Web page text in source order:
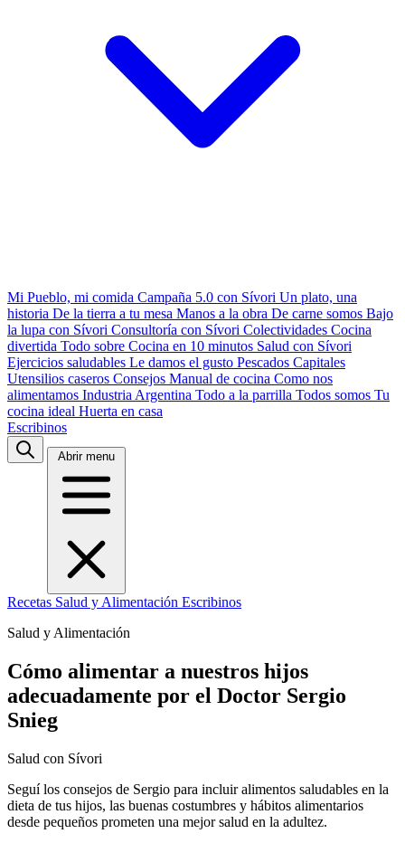
Mi Pueblo, mi comida Campaña 5.0 con Sívori Un plato, una
historia De la tierra a tu mesa Manos a la obra De carne somos Bajo
la lupa con Sívori Consultoría con Sívori Colectividades Cocina
divertida Todo sobre Cocina en 10 minutos Salud con Sívori
Ejercicios saludables Le damos el gusto Pescados Capitales
Utensilios caseros Consejos Manual de cocina Como nos
alimentamos Industria Argentina Todo a la parrilla Todos somos Tu
cocina ideal Huerta en casa
Escribinos
Abrir menu
Recetas Salud y Alimentación Escribinos
Salud y Alimentación
Cómo alimentar a nuestros hijos
adecuadamente por el Doctor Sergio
Snieg
Salud con Sívori
Seguí los consejos de Sergio para incluir alimentos saludables en la
dieta de tus hijos, las buenas costumbres y hábitos alimentarios
desde pequeños prometen una mejor salud en la adultez.